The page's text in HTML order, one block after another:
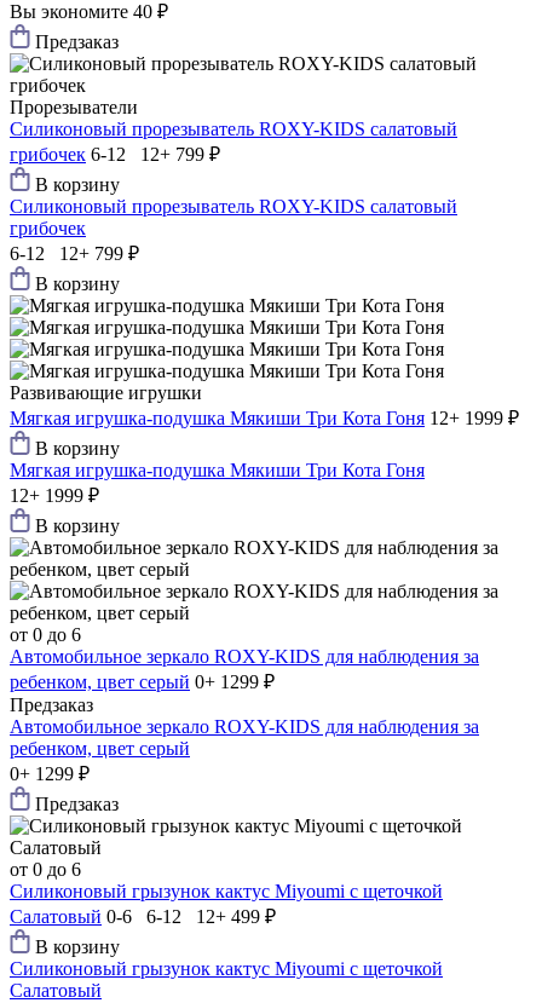
Вы экономите 40 ₽
Предзаказ
Прорезыватели
Силиконовый прорезыватель ROXY-KIDS салатовый
грибочек 6-12 12+ 799 ₽
В корзину
Силиконовый прорезыватель ROXY-KIDS салатовый
грибочек
6-12 12+ 799 ₽
В корзину
Развивающие игрушки
Мягкая игрушка-подушка Мякиши Три Кота Гоня 12+ 1999 ₽
В корзину
Мягкая игрушка-подушка Мякиши Три Кота Гоня
12+ 1999 ₽
В корзину
от 0 до 6
Автомобильное зеркало ROXY-KIDS для наблюдения за
ребенком, цвет серый 0+ 1299 ₽
Предзаказ
Автомобильное зеркало ROXY-KIDS для наблюдения за
ребенком, цвет серый
0+ 1299 ₽
Предзаказ
от 0 до 6
Силиконовый грызунок кактус Мiyoumi с щеточкой
Салатовый 0-6 6-12 12+ 499 ₽
В корзину
Силиконовый грызунок кактус Мiyoumi с щеточкой
Салатовый